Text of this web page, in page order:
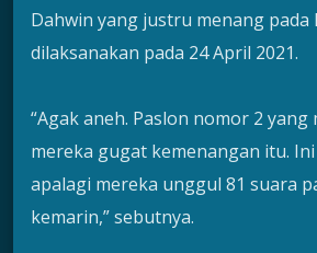
Dahwin yang justru menang pada
dilaksanakan pada 24 April 2021.
“Agak aneh. Paslon nomor 2 yang
mereka gugat kemenangan itu.
apalagi mereka unggul 81 suara
kemarin,” sebutnya.